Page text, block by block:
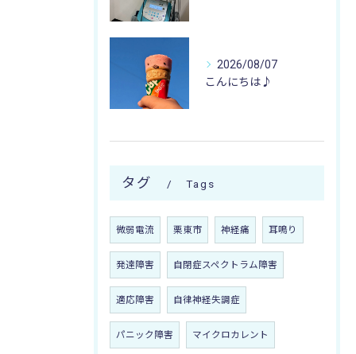
2026/08/07
こんにちは♪
タグ Tags
微弱電流 栗東市 神経痛 耳鳴り
発達障害 自閉症スペクトラム障害
適応障害 自律神経失調症
パニック障害 マイクロカレント